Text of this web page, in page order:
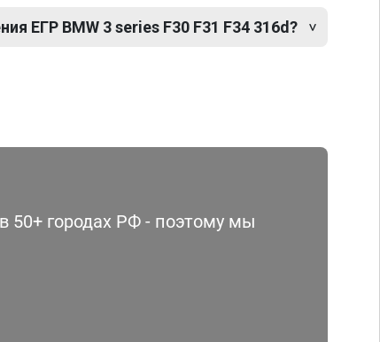
ЕГР BMW 3 series F30 F31 F34 316d?
50+ городах РФ - поэтому мы